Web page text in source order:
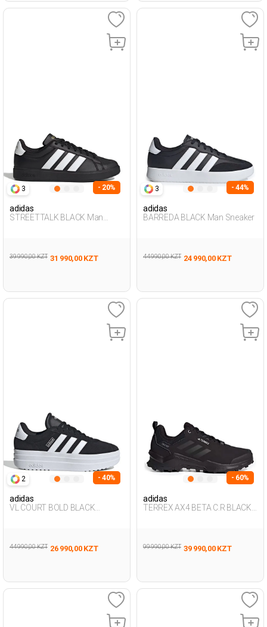
3 - 20%
adidas
STREETTALK BLACK Man
39 990,00 KZT 31 990,00 KZT
3 - 44%
adidas
BARREDA BLACK Man Sneaker
44 990,00 KZT 24 990,00 KZT
2 - 40%
adidas
VL COURT BOLD BLACK
44 990,00 KZT 26 990,00 KZT
- 60%
adidas
TERREX AX4 BETA C.R BLACK
99 990,00 KZT 39 990,00 KZT